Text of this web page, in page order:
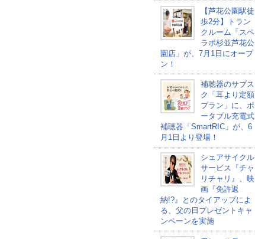
【芦花公園駅徒
歩2分】トラン
クルーム「スペ
ラボ杉並芦花公
園店」が、7月1日にオープ
ン！
補聴器のサブス
ク「耳より定額
プラン」に、ポ
ータブル充電式
補聴器「SmartRIC」が、6
月1日より登場！
シェアサイクル
サービス『チャ
リチャリ』、映
画『免許返
納!?』とのタイアップによ
る、父の日プレゼントキャ
ンペーンを実施